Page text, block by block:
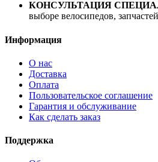
КОНСУЛЬТАЦИЯ
выборе велосипедов,
Информация
О нас
Доставка
Оплата
Пользовательское соглашение
Гарантия и обслуживание
Как сделать заказ
Поддержка